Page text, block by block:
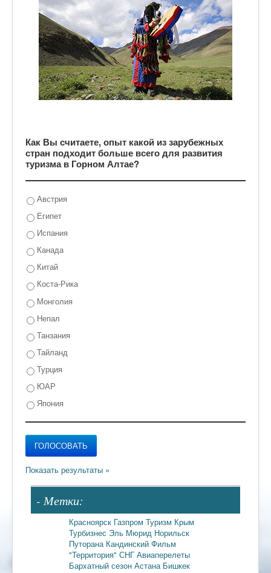
Как Вы считаете, опыт какой из зарубежных
стран подходит больше всего для развития
туризма в Горном Алтае?
Австрия
Египет
Испания
Канада
Китай
Коста-Рика
Монголия
Непал
Танзания
Тайланд
Турция
ЮАР
Япония
- Метки:
Красноярск Газпром Туризм Крым
Турбизнес Эль Мюрид Норильск
Путорана Кандинский Фильм
"Территория" СНГ Авиаперелеты
Бархатный сезон Астана Бишкек